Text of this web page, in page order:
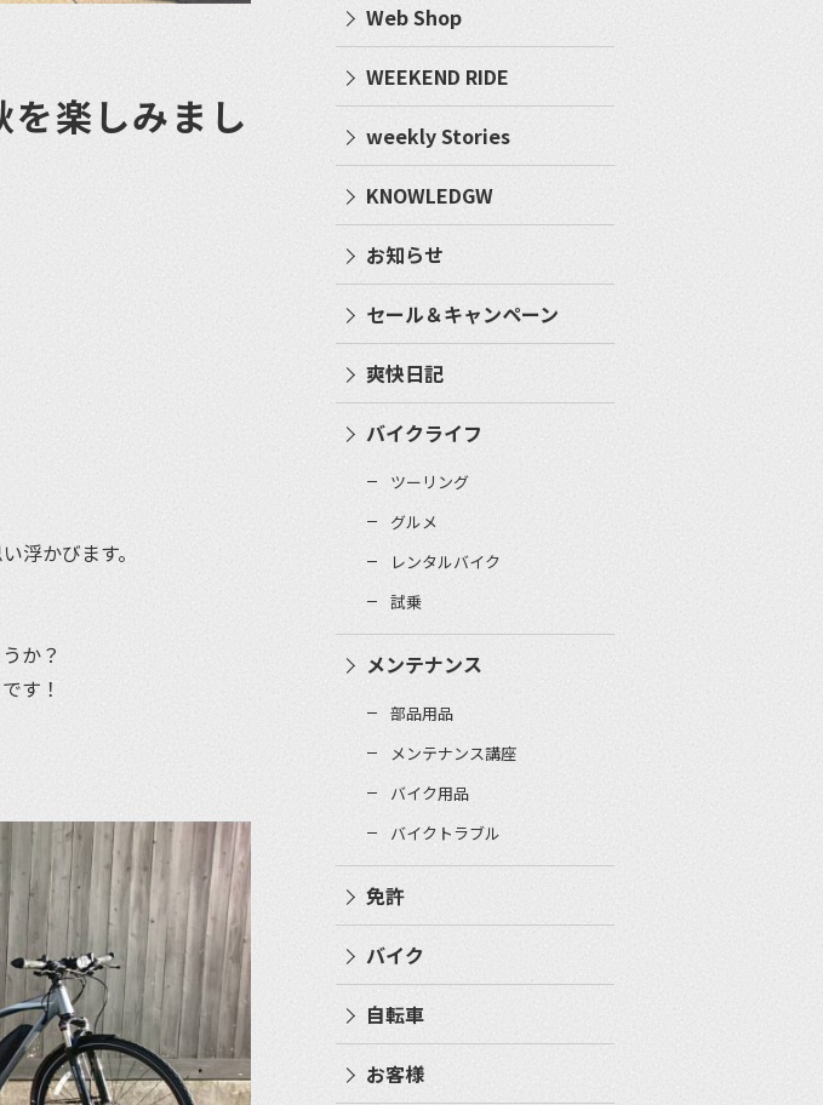
楽しみまし
浮かびます。
か？
す！
Web Shop
WEEKEND RIDE
weekly Stories
KNOWLEDGW
お知らせ
セール＆キャンペーン
爽快日記
バイクライフ
ツーリング
グルメ
レンタルバイク
試乗
メンテナンス
部品用品
メンテナンス講座
バイク用品
バイクトラブル
免許
バイク
自転車
お客様